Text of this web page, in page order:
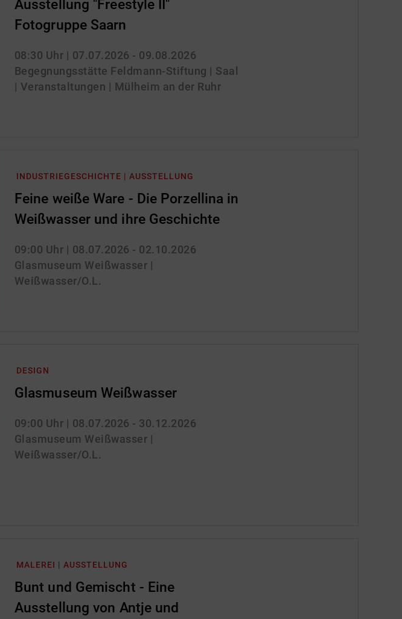
Ausstellung "Freestyle II"
Fotogruppe Saarn
08:30 Uhr | 07.07.2026 - 09.08.2026
Begegnungsstätte Feldmann-Stiftung | Saal
| Veranstaltungen | Mülheim an der Ruhr
INDUSTRIEGESCHICHTE | AUSSTELLUNG
Feine weiße Ware - Die Porzellina in
Weißwasser und ihre Geschichte
09:00 Uhr | 08.07.2026 - 02.10.2026
Glasmuseum Weißwasser |
Weißwasser/O.L.
DESIGN
Glasmuseum Weißwasser
09:00 Uhr | 08.07.2026 - 30.12.2026
Glasmuseum Weißwasser |
Weißwasser/O.L.
MALEREI | AUSSTELLUNG
Bunt und Gemischt - Eine
Ausstellung von Antje und